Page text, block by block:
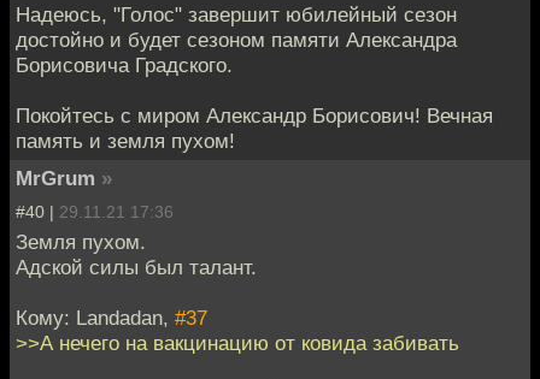
Надеюсь, "Голос" завершит юбилейный сезон
достойно и будет сезоном памяти Александра
Борисовича Градского.
Покойтесь с миром Александр Борисович! Вечная
память и земля пухом!
MrGrum »
#40 | 29.11.21 17:36
Земля пухом.
Адской силы был талант.
Кому: Landadan, #37
>>А нечего на вакцинацию от ковида забивать